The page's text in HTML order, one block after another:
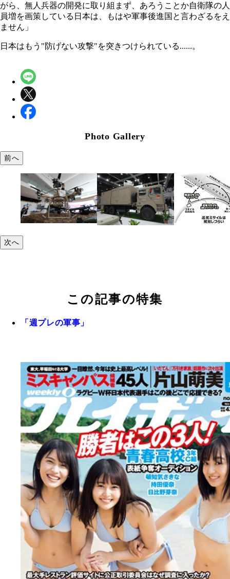
がら、無人兵器の開発に取り組まず、あろうことか自衛隊の人
員増を画策している日本は、もはや軍事後進国と言わざるをえ
ません」
日本はもう"防げない攻撃"を突きつけられている......。
Photo Gallery
前へ
次へ
この記事の特集
「週プレの軍事」